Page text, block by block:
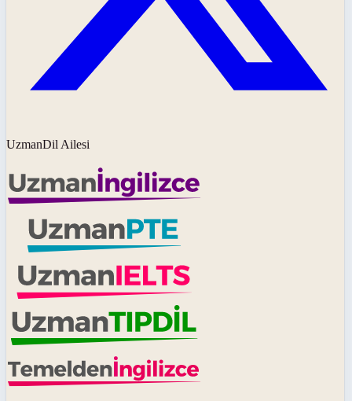
UzmanDil Ailesi